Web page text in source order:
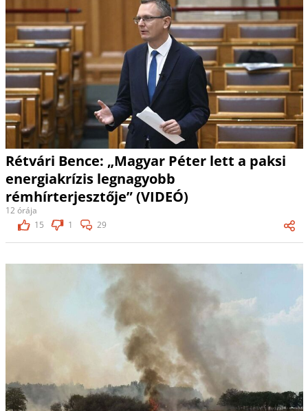
Rétvári Bence: „Magyar Péter lett a paksi
energiakrízis legnagyobb
rémhírterjesztője” (VIDEÓ)
12 órája
15
1 29